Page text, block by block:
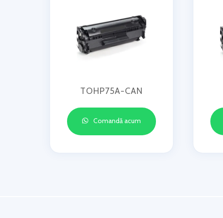
TOHP75A-CAN
Comandă acum